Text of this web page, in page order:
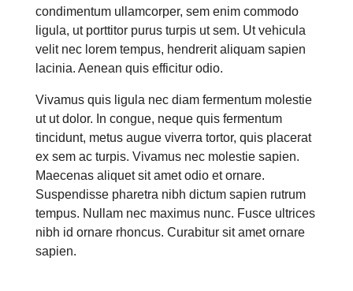
condimentum ullamcorper, sem enim commodo
ligula, ut porttitor purus turpis ut sem. Ut vehicula
velit nec lorem tempus, hendrerit aliquam sapien
lacinia. Aenean quis efficitur odio.
Vivamus quis ligula nec diam fermentum molestie
ut ut dolor. In congue, neque quis fermentum
tincidunt, metus augue viverra tortor, quis placerat
ex sem ac turpis. Vivamus nec molestie sapien.
Maecenas aliquet sit amet odio et ornare.
Suspendisse pharetra nibh dictum sapien rutrum
tempus. Nullam nec maximus nunc. Fusce ultrices
nibh id ornare rhoncus. Curabitur sit amet ornare
sapien.